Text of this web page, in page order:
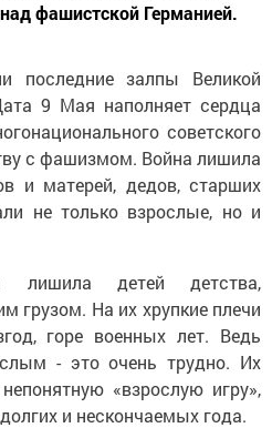
фашистской Германией.
последние залпы Великой
9 Мая наполняет сердца
советского
с фашизмом. Война лишила
и матерей, дедов, старших
не только взрослые, но и
лишила детей детства,
грузом. На их хрупкие плечи
горе военных лет. Ведь
- это очень трудно. Их
«взрослую игру»,
и нескончаемых года.